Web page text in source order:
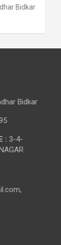
Bidkar
Bidkar
: 3-4-